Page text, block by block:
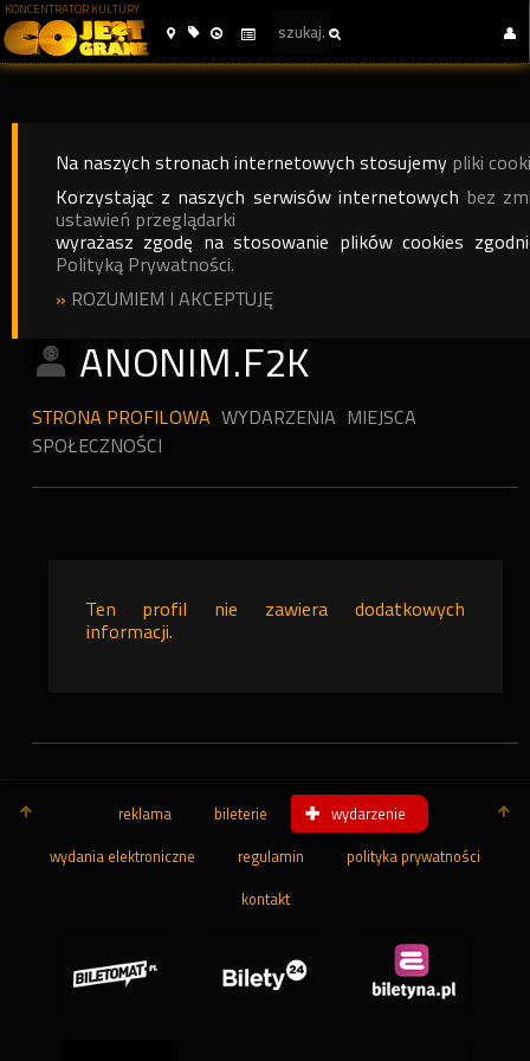
KONCENTRATOR KULTURY
Na naszych stronach internetowych stosujemy pliki
Korzystając z naszych serwisów internetowych bez
ustawień przeglądarki
wyrażasz zgodę na stosowanie plików cookies
Polityką Prywatności.
» ROZUMIEM I AKCEPTUJĘ
ANONIM.F2K
STRONA PROFILOWA WYDARZENIA MIEJSCA
SPOŁECZNOŚCI
Ten profil nie zawiera dodatkowych
informacji.
reklama bileterie wydarzenie
wydania elektroniczne regulamin polityka prywatności
kontakt